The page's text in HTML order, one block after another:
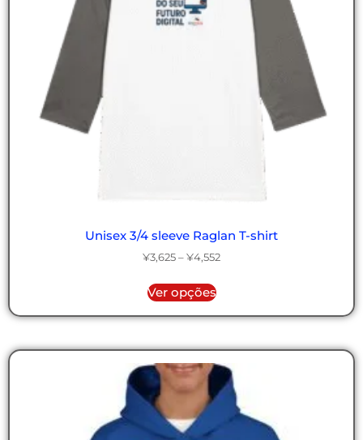
Unisex 3/4 sleeve Raglan T-shirt
¥3,625 – ¥4,552
Ver opções